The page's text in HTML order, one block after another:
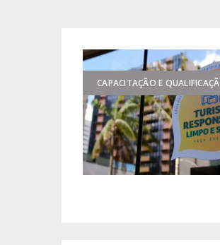
CAPACITAÇÃO E